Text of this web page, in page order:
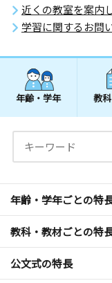
近くの教室を案内
学習に関するお問
年齢・学年 教
年齢・学年ごとの特
教科・教材ごとの特
公文式の特長